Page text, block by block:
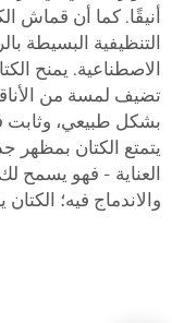
أنيقًا. كما أن قماش
التنظيفية البسيطة
الاصطناعية. يمنح
تضيف لمسة من
بشكل طبيعي، وثابت
يتمتع الكتان بمظهر
العناية - فهو يسمح
والاندماج فيه؛